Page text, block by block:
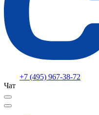
+7 (495) 967-38-72
Чат